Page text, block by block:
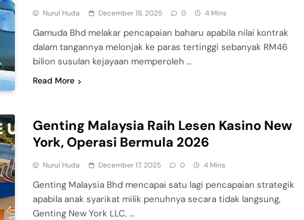
Nurul Huda December 18, 2025 0 4 Mins
Gamuda Bhd melakar pencapaian baharu apabila nilai kontrak
dalam tangannya melonjak ke paras tertinggi sebanyak RM46
bilion susulan kejayaan memperoleh …
Read More
Genting Malaysia Raih Lesen Kasino New
York, Operasi Bermula 2026
Nurul Huda December 17, 2025 0 4 Mins
Genting Malaysia Bhd mencapai satu lagi pencapaian strategik
apabila anak syarikat milik penuhnya secara tidak langsung,
Genting New York LLC, …